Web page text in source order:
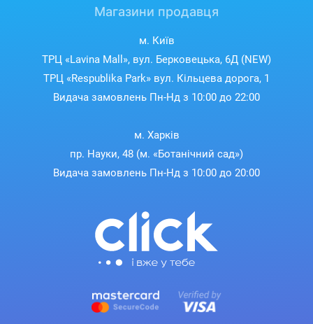
Магазини продавця
м. Київ
ТРЦ «Lavina Mall», вул. Берковецька, 6Д (NEW)
ТРЦ «Respublika Park» вул. Кільцева дорога, 1
Видача замовлень Пн-Нд з 10:00 до 22:00
м. Харків
пр. Науки, 48 (м. «Ботанічний сад»)
Видача замовлень Пн-Нд з 10:00 до 20:00